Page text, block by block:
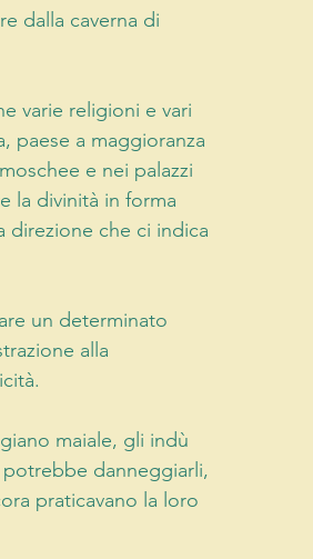
dalla caverna di
varie religioni e vari
paese a maggioranza
e nei palazzi
la divinità in forma
direzione che ci indica
un determinato
alla
maiale, gli indù
danneggiarli,
praticavano la loro